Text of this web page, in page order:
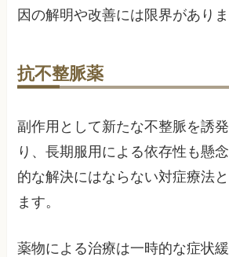
因の解明や改善には限界がありま
抗不整脈薬
副作用として新たな不整脈を誘
り、長期服用による依存性も懸
的な解決にはならない対症療法
ます。
薬物による治療は一時的な症状